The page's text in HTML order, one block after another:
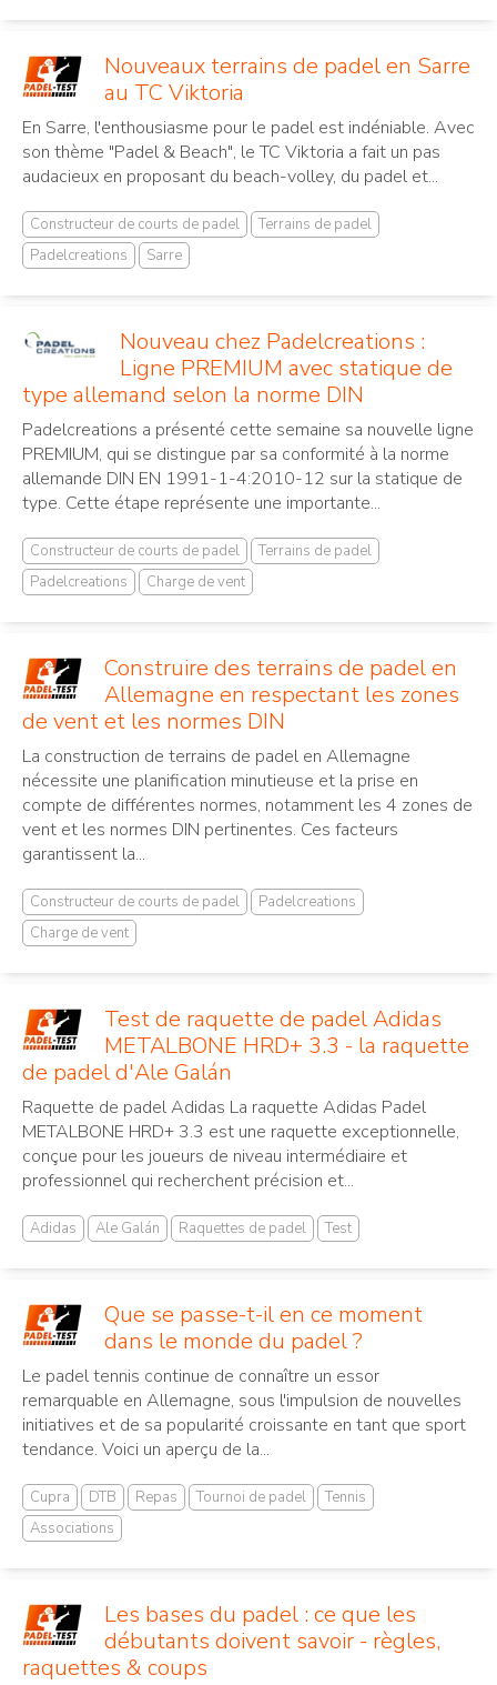
Nouveaux terrains de padel en Sarre
au TC Viktoria
En Sarre, l'enthousiasme pour le padel est indéniable. Avec
son thème "Padel & Beach", le TC Viktoria a fait un pas
audacieux en proposant du beach-volley, du padel et...
Constructeur de courts de padel
Terrains de padel
Padelcreations
Sarre
Nouveau chez Padelcreations :
Ligne PREMIUM avec statique de
type allemand selon la norme DIN
Padelcreations a présenté cette semaine sa nouvelle ligne
PREMIUM, qui se distingue par sa conformité à la norme
allemande DIN EN 1991-1-4:2010-12 sur la statique de
type. Cette étape représente une importante...
Constructeur de courts de padel
Terrains de padel
Padelcreations
Charge de vent
Construire des terrains de padel en
Allemagne en respectant les zones
de vent et les normes DIN
La construction de terrains de padel en Allemagne
nécessite une planification minutieuse et la prise en
compte de différentes normes, notamment les 4 zones de
vent et les normes DIN pertinentes. Ces facteurs
garantissent la...
Constructeur de courts de padel
Padelcreations
Charge de vent
Test de raquette de padel Adidas
METALBONE HRD+ 3.3 - la raquette
de padel d'Ale Galán
Raquette de padel Adidas La raquette Adidas Padel
METALBONE HRD+ 3.3 est une raquette exceptionnelle,
conçue pour les joueurs de niveau intermédiaire et
professionnel qui recherchent précision et...
Adidas Ale Galán Raquettes de padel Test
Que se passe-t-il en ce moment
dans le monde du padel ?
Le padel tennis continue de connaître un essor
remarquable en Allemagne, sous l'impulsion de nouvelles
initiatives et de sa popularité croissante en tant que sport
tendance. Voici un aperçu de la...
Cupra DTB Repas Tournoi de padel
Tennis
Associations
Les bases du padel : ce que les
débutants doivent savoir - règles,
raquettes & coups